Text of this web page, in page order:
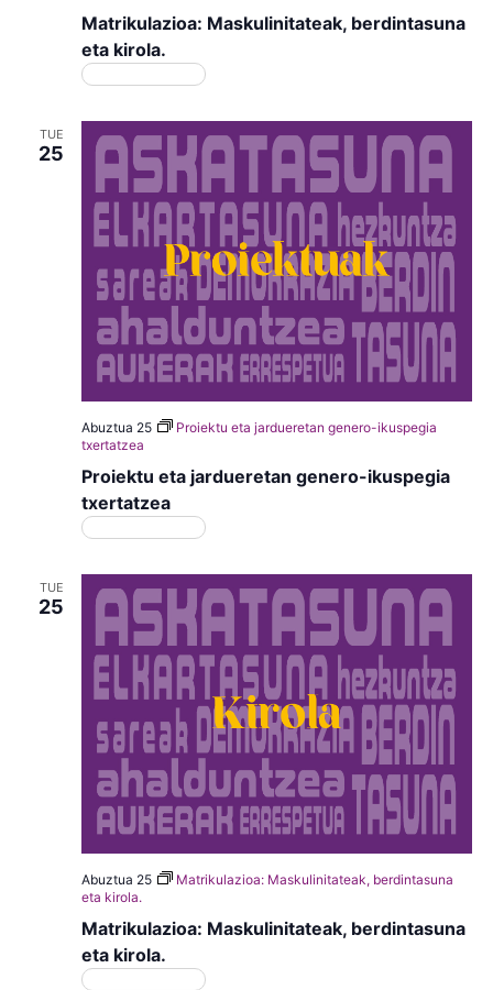
Matrikulazioa: Maskulinitateak, berdintasuna
eta kirola.
TUE
25
Proiektu eta jardueretan genero-ikuspegia
txertatzea
Abuztua 25
Proiektu eta jardueretan genero-ikuspegia
txertatzea
TUE
25
Matrikulazioa: Maskulinitateak, berdintasuna
eta kirola.
Abuztua 25
Matrikulazioa: Maskulinitateak, berdintasuna
eta kirola.